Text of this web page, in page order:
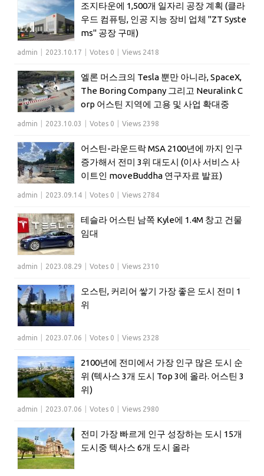
조지타운에 1,500개 일자리 공장 계획 (클라
우드 컴퓨팅, 인공 지능 장비 업체 "ZT Syste
ms" 공장 구매)
admin 2023.10.17 Votes 0 Views 2418
엘론 머스크의 Tesla 뿐만 아니라, SpaceX,
The Boring Company 그리고 Neuralink C
orp 어스틴 지역에 고용 및 사업 확대중
admin 2023.10.03 Votes 0 Views 2398
어스틴-라운드락 MSA 2100년에 까지 인구
증가해서 전미 3위 대도시 (이사 서비스 사
이트인 moveBuddha 연구자료 발표)
admin 2023.09.14 Votes 0 Views 2784
테슬라 어스틴 남쪽 Kyle에 1.4M 창고 건물
임대
admin 2023.08.29 Votes 0 Views 2310
오스틴, 커리어 쌓기 가장 좋은 도시 전미 1
위
admin 2023.07.06 Votes 0 Views 2328
2100년에 전미에서 가장 인구 많은 도시 순
위 (텍사스 3개 도시 Top 3에 올라. 어스틴 3
위)
admin 2023.07.06 Votes 0 Views 2980
전미 가장 빠르게 인구 성장하는 도시 15개
도시중 텍사스 6개 도시 올라